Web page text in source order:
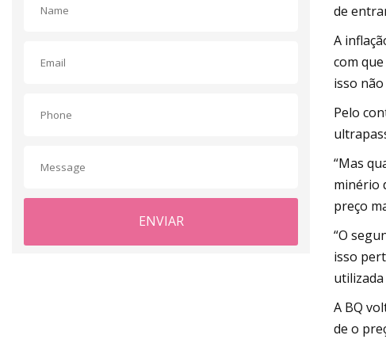
ENVIAR
de
A
com
isso
Pelo
“Mas
minério
preço
“O
isso
A BQ
de o